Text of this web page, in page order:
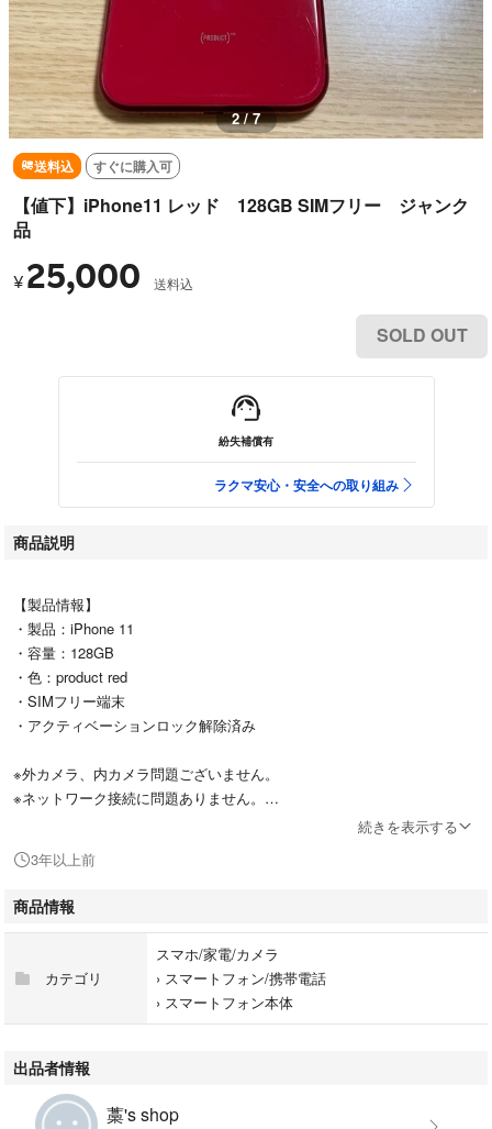
2 / 7
送料込 すぐに購入可
【値下】iPhone11 レッド 128GB SIMフリー ジャンク
品
¥ 25,000 送料込
SOLD OUT
紛失補償有
ラクマ安心・安全への取り組み
商品説明
【製品情報】
・製品：iPhone 11
・容量：128GB
・色：product red
・SIMフリー端末
・アクティベーションロック解除済み
※外カメラ、内カメラ問題ございません。
※ネットワーク接続に問題ありません。
えた物になります。
本体自体は、多少の使用感はありますが、使用に支障がある程の傷や割れ
はありません。2枚目本体の右下にある傷が1番大きい傷になります。
故障内容
おそらく液晶の故障（画面がつくときもあれば消えているここともあり、
筋状の画面の乱れ有、タッチ操作困難）かと思います。3枚目のような状
※修復歴有り
おそらく液晶の交換をすれば直るとは思いますが、
続きを表示する
3年以上前
商品情報
カテゴリ
スマホ/家電/カメラ
› スマートフォン/携帯電話
› スマートフォン本体
出品者情報
藁's shop